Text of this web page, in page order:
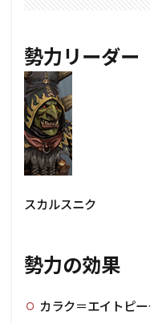
勢力リーダー
スカルスニク
勢力の効果
カラク＝エイトピ